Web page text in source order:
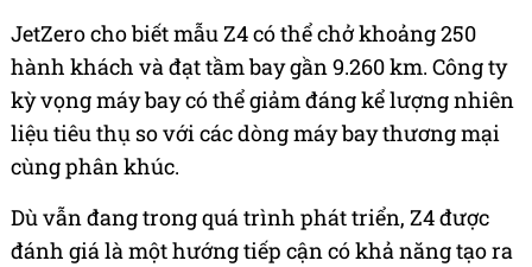
JetZero cho biết mẫu Z4 có thể chở khoảng 250
hành khách và đạt tầm bay gần 9.260 km. Công ty
kỳ vọng máy bay có thể giảm đáng kể lượng nhiên
liệu tiêu thụ so với các dòng máy bay thương mại
cùng phân khúc.
Dù vẫn đang trong quá trình phát triển, Z4 được
đánh giá là một hướng tiếp cận có khả năng tạo ra